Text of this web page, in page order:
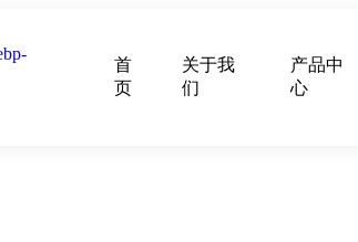
首
页
关于我
们
产品中
心